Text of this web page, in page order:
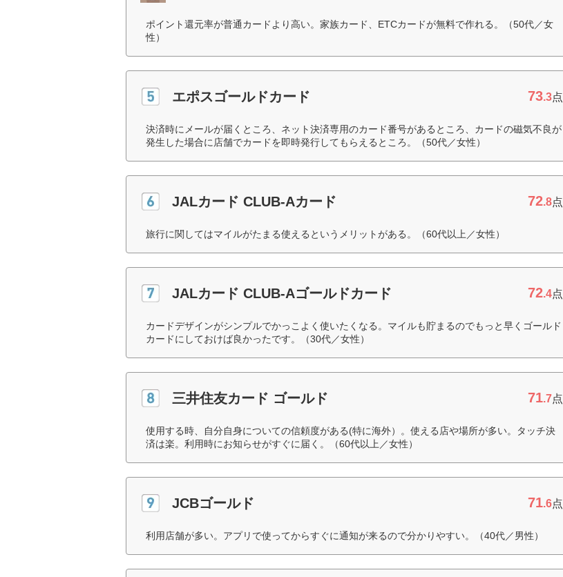
ポイント還元率が普通カードより高い。家族カード、ETCカードが無料で作れる。（50代／女
性）
エポスゴールドカード 73.3点
決済時にメールが届くところ、ネット決済専用のカード番号があるところ、カードの磁気不良が
発生した場合に店舗でカードを即時発行してもらえるところ。（50代／女性）
JALカード CLUB-Aカード 72.8点
旅行に関してはマイルがたまる使えるというメリットがある。（60代以上／女性）
JALカード CLUB-Aゴールドカード 72.4点
カードデザインがシンプルでかっこよく使いたくなる。マイルも貯まるのでもっと早くゴールド
カードにしておけば良かったです。（30代／女性）
三井住友カード ゴールド 71.7点
使用する時、自分自身についての信頼度がある(特に海外）。使える店や場所が多い。タッチ決
済は楽。利用時にお知らせがすぐに届く。（60代以上／女性）
JCBゴールド 71.6点
利用店舗が多い。アプリで使ってからすぐに通知が来るので分かりやすい。（40代／男性）